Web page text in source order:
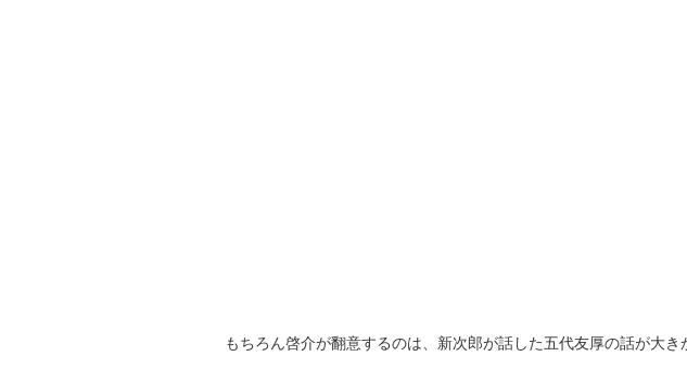
もちろん啓介が翻意するのは、新次郎が話した五代友厚の話が大き